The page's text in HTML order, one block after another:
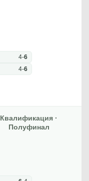
4-6
4-6
Квалификация ·
Полуфинал